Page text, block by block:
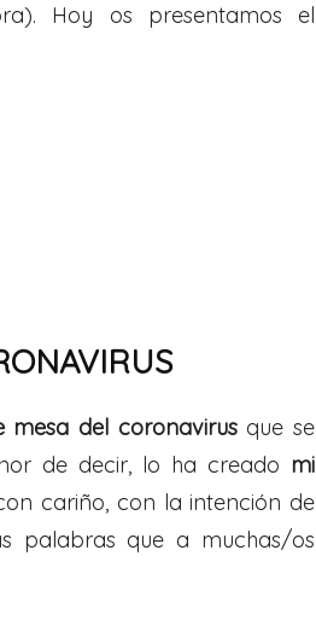
Hoy os presentamos el
mesa del coronavirusque se
de decir, lo ha creado mi
cariño, con la intención de
palabras que a muchas/os